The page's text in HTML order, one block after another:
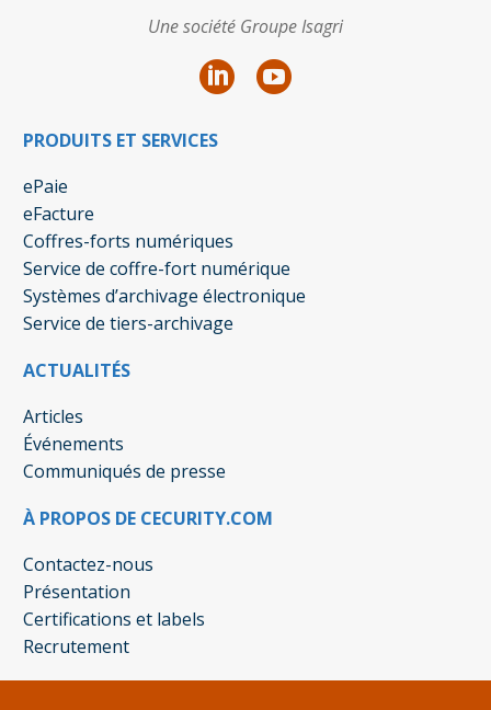
Une société Groupe Isagri
PRODUITS ET SERVICES
ePaie
eFacture
Coffres-forts numériques
Service de coffre-fort numérique
Systèmes d’archivage électronique
Service de tiers-archivage
ACTUALITÉS
Articles
Événements
Communiqués de presse
À PROPOS DE CECURITY.COM
Contactez-nous
Présentation
Certifications et labels
Recrutement